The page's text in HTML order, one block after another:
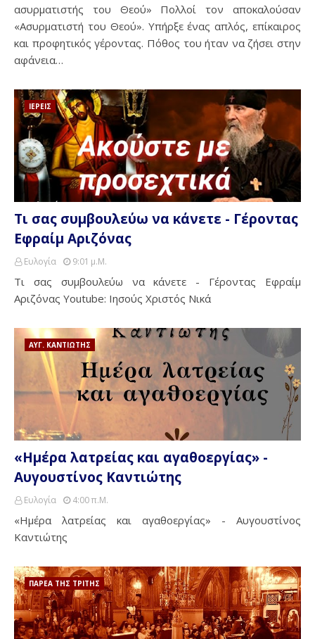
ασυρματιστής του Θεού» Πολλοί τον αποκαλούσαν
«Ασυρματιστή του Θεού». Υπήρξε ένας απλός, επίκαιρος
και προφητικός γέροντας. Πόθος του ήταν να ζήσει στην
αφάνεια…
ΙΕΡΕΙΣ
Τι σας συμβουλεύω να κάνετε - Γέροντας
Εφραίμ Αριζόνας
Ευλογία 9:01 Μ.μ.
Τι σας συμβουλεύω να κάνετε - Γέροντας Εφραίμ
Αριζόνας Youtube: Ιησούς Χριστός Νικά
ΑΥΓ. ΚΑΝΤΙΩΤΗΣ
«Ημέρα λατρείας και αγαθοεργίας» -
Αυγουστίνος Καντιώτης
Ευλογία 4:00 Π.μ.
«Ημέρα λατρείας και αγαθοεργίας» - Αυγουστίνος
Καντιώτης
ΠΑΡΕΑ ΤΗΣ ΤΡΙΤΗΣ